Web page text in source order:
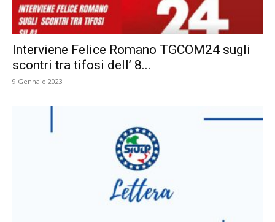
Interviene Felice Romano TGCOM24 sugli
scontri tra tifosi dell’ 8...
9 Gennaio 2023